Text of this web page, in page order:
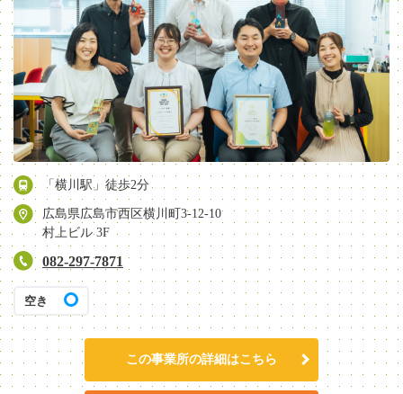
「横川駅」徒歩2分
広島県広島市西区横川町3-12-10
村上ビル 3F
082-297-7871
空き
この事業所の詳細はこちら